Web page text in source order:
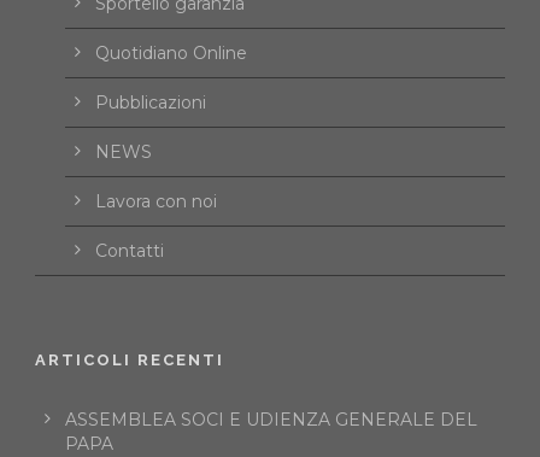
Quotidiano Online
Pubblicazioni
NEWS
Lavora con noi
Contatti
ARTICOLI RECENTI
ASSEMBLEA SOCI E UDIENZA GENERALE DEL
PAPA